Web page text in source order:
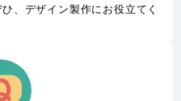
、デザイン製作にお役立てく